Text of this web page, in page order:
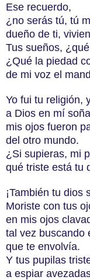
Ese recuerdo,
¿no serás tú, tú
dueño de ti,
Tus sueños,
¿Qué la piedad
de mi voz el
Yo fui tu religión,
a Dios en mí
mis ojos fueron
del otro mundo.
¿Si supieras, mi
qué triste está tu
¡También tu dios
Moriste con tus
en mis ojos
tal vez buscando
que te envolvía.
Y tus pupilas
a espiar